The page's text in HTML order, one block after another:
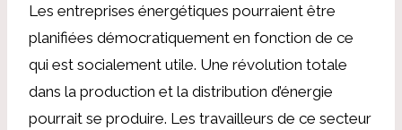
Les entreprises énergétiques pourraient être
planifiées démocratiquement en fonction de ce
qui est socialement utile. Une révolution totale
dans la production et la distribution d’énergie
pourrait se produire. Les travailleurs de ce secteur